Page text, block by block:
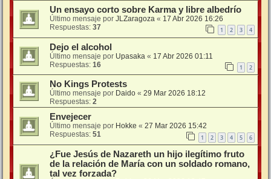
Un ensayo corto sobre Karma y libre albedrío
Último mensaje por JLZaragoza « 17 Abr 2026 16:26
Respuestas: 37 1 2 3 4
Dejo el alcohol
Último mensaje por Upasaka « 17 Abr 2026 01:11
Respuestas: 16 1 2
No Kings Protests
Último mensaje por Daido « 29 Mar 2026 18:12
Respuestas: 2
Envejecer
Último mensaje por Hokke « 27 Mar 2026 15:42
Respuestas: 51 1 2 3 4 5 6
¿Fue Jesús de Nazareth un hijo ilegítimo fruto
de la relación de María con un soldado romano,
tal vez forzada?